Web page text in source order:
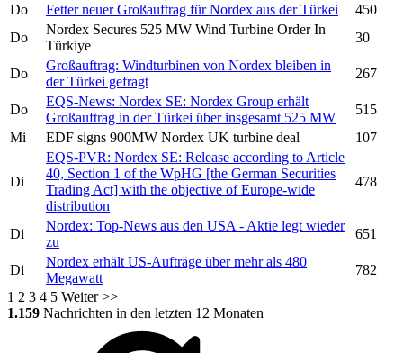
Do
Fetter neuer Großauftrag fürNordex aus der Türkei
450
Do
Nordex Secures 525 MW Wind Turbine Order In
Türkiye
30
Do
Großauftrag: Windturbinen von Nordex bleiben in
der Türkei gefragt
267
Do
EQS-News: Nordex SE: Nordex Group erhält
Großauftrag in der Türkei über insgesamt 525 MW
515
Mi
EDF signs 900MW Nordex UK turbine deal 107
Di
EQS-PVR: Nordex SE: Release according to Article
40, Section 1 of the WpHG [the German Securities
Trading Act] with the objective of Europe-wide
distribution
478
Di
Nordex: Top-News aus den USA - Aktie legt wieder
zu
651
Di
Nordex erhält US-Aufträge über mehr als 480
Megawatt
782
1 2 3 4 5 Weiter >>
1.159 Nachrichten in den letzten 12 Monaten